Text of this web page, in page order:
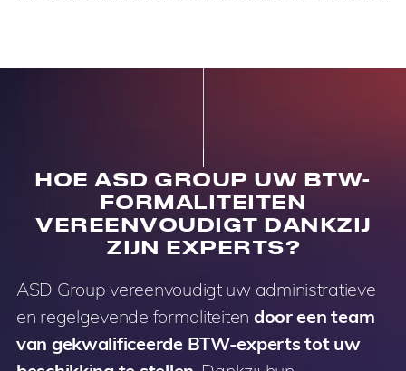
HOE ASD GROUP UW BTW-
FORMALITEITEN
VEREENVOUDIGT DANKZIJ
ZIJN EXPERTS?
ASD Group vereenvoudigt uw administratieve
en regelgevende formaliteiten door een team
van gekwalificeerde BTW-experts tot uw